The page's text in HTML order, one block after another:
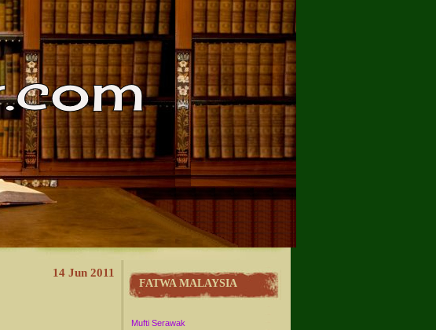
14 Jun 2011
FATWA MALAYSIA
Mufti Serawak